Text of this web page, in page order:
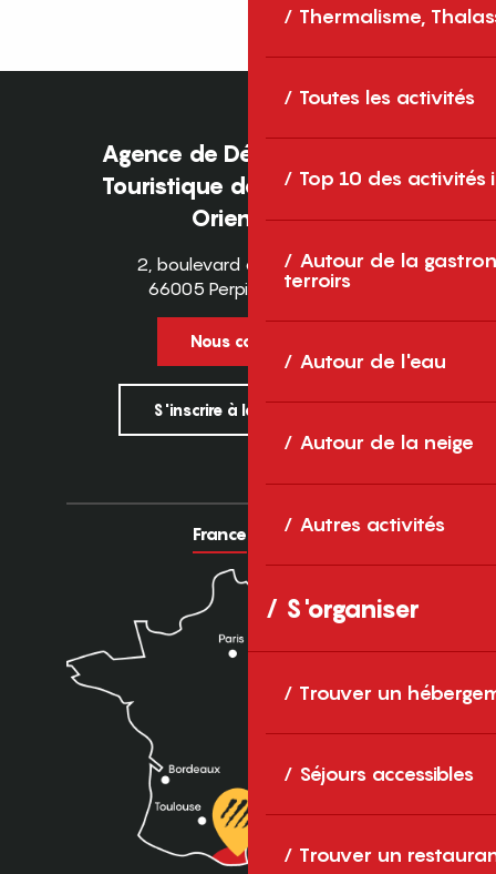
Thermalisme,
Toutes les activités
Top 10 des activités
Autour de la
terroirs
Autour de l'eau
Autour de la neige
Autres activités
S'organiser
Trouver un
Séjours accessibles
Trouver un
Agence de Développement
Touristique des Pyrénées-
Orientales
2, boulevard des Pyrénées
66005 Perpignan Cedex
Nous contacter
S'inscrire à la newsletter
France Europe